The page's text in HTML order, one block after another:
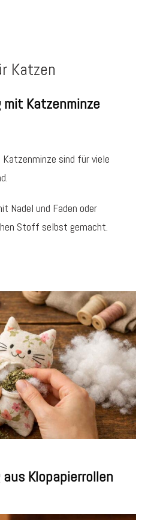
Katzen
Katzenminze
sind für viele
Nadel und Faden oder
Stoff selbst gemacht.
Klopapierrollen